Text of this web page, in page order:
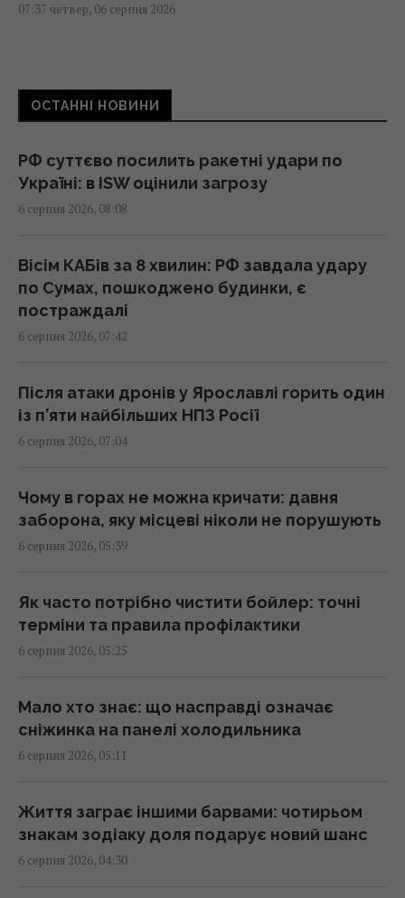
07:37 четвер, 06 серпня 2026
зворушливі побажання та листівки
07:30 четвер, 06 серпня 2026
Сьогодні - Яблучний Спас: як правильно
вітати рідних і близьких
07:30 четвер, 06 серпня 2026
Що таке свято Преображення Господнє:
українські традиції та 5 суворих заборон
07:30 четвер, 06 серпня 2026
із найбільших російських НПЗ (відео)
Терези - вдача, Тельцям - швидкі рішення
07:20 четвер, 06 серпня 2026
сповільнитися, Скорпіонам –
перенапруження
07:10 четвер, 06 серпня 2026
Магнітні бурі 6–8 серпня: коли очікувати
нового удару (графік)
07:10 четвер, 06 серпня 2026
Яблучний Спас в Україні 2026: що можна
робити, які існують заборони та народні
прикмети
ОСТАННІ НОВИНИ
РФ суттєво посилить ракетні удари по
Україні: в ISW оцінили загрозу
6 серпня 2026, 08:08
Вісім КАБів за 8 хвилин: РФ завдала удару
по Сумах, пошкоджено будинки, є
постраждалі
6 серпня 2026, 07:42
Після атаки дронів у Ярославлі горить один
із п’яти найбільших НПЗ Росії
6 серпня 2026, 07:04
Чому в горах не можна кричати: давня
заборона, яку місцеві ніколи не порушують
6 серпня 2026, 05:39
Як часто потрібно чистити бойлер: точні
терміни та правила профілактики
6 серпня 2026, 05:25
Мало хто знає: що насправді означає
сніжинка на панелі холодильника
6 серпня 2026, 05:11
Життя заграє іншими барвами: чотирьом
знакам зодіаку доля подарує новий шанс
6 серпня 2026, 04:30